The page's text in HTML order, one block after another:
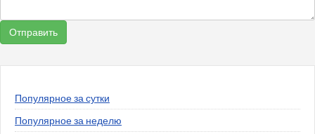
Популярное за сутки
Популярное за неделю